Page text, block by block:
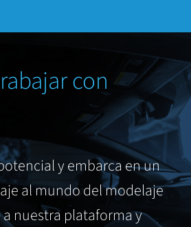
con
y embarca en un
al mundo del modelaje
nuestra plataforma y